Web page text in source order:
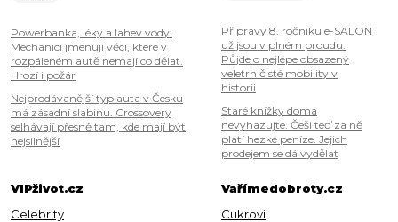
Powerbanka, léky a lahev vody:
Mechanici jmenují věci, které v
rozpáleném autě nemají co dělat.
Hrozí i požár
Nejprodávanější typ auta v Česku
má zásadní slabinu. Crossovery
selhávají přesně tam, kde mají být
nejsilnější
Přípravy 8. ročníku e-SALON
už jsou v plném proudu.
Půjde o nejlépe obsazený
veletrh čisté mobility v
historii
Staré knížky doma
nevyhazujte. Češi teď za ně
platí hezké peníze. Jejich
prodejem se dá vydělat
VIPživot.cz
Celebrity
Vařímedobroty.cz
Cukroví